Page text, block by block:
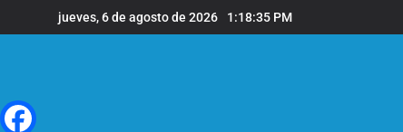
al
jueves, 6 de agosto de 2026 1:18:36 PM